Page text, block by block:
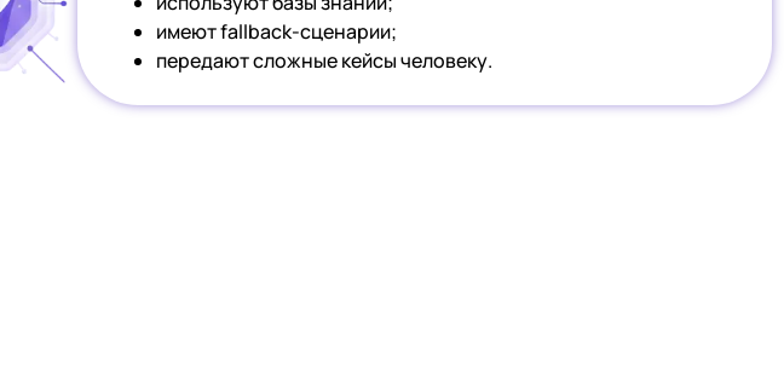
имеют fallback-сценарии;
передают сложные кейсы человеку.